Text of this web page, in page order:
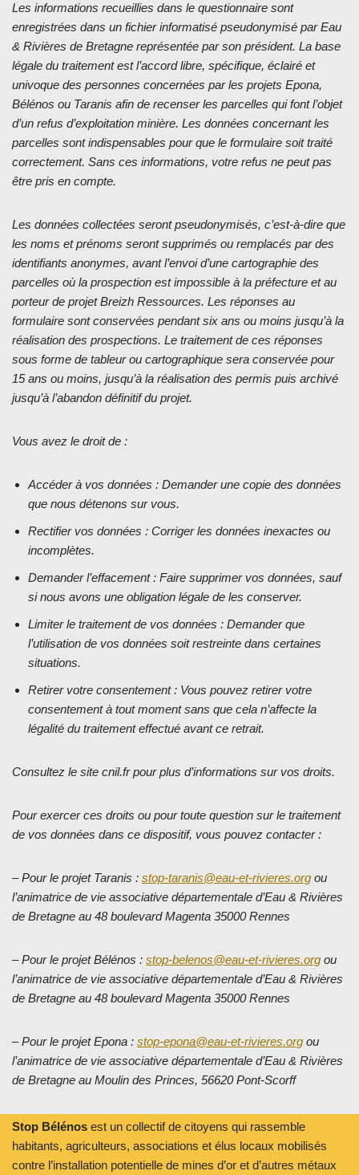
Les informations recueillies dans le questionnaire sont
enregistrées dans un fichier informatisé pseudonymisé par Eau
& Rivières de Bretagne représentée par son président. La base
légale du traitement est l’accord libre, spécifique, éclairé et
univoque des personnes concernées par les projets Epona,
Bélénos ou Taranis afin de recenser les parcelles qui font l’objet
d’un refus d’exploitation minière. Les données concernant les
parcelles sont indispensables pour que le formulaire soit traité
correctement. Sans ces informations, votre refus ne peut pas
être pris en compte.
Les données collectées seront pseudonymisés, c’est-à-dire que
les noms et prénoms seront supprimés ou remplacés par des
identifiants anonymes, avant l’envoi d’une cartographie des
parcelles où la prospection est impossible à la préfecture et au
porteur de projet Breizh Ressources. Les réponses au
formulaire sont conservées pendant six ans ou moins jusqu’à la
réalisation des prospections. Le traitement de ces réponses
sous forme de tableur ou cartographique sera conservée pour
15 ans ou moins, jusqu’à la réalisation des permis puis archivé
jusqu’à l’abandon définitif du projet.
Vous avez le droit de :
Accéder à vos données : Demander une copie des données
que nous détenons sur vous.
Rectifier vos données : Corriger les données inexactes ou
incomplètes.
Demander l’effacement : Faire supprimer vos données, sauf
si nous avons une obligation légale de les conserver.
Limiter le traitement de vos données : Demander que
l’utilisation de vos données soit restreinte dans certaines
situations.
Retirer votre consentement : Vous pouvez retirer votre
consentement à tout moment sans que cela n’affecte la
légalité du traitement effectué avant ce retrait.
Consultez le site cnil.fr pour plus d’informations sur vos droits.
Pour exercer ces droits ou pour toute question sur le traitement
de vos données dans ce dispositif, vous pouvez contacter :
– Pour le projet Taranis : stop-taranis@eau-et-rivieres.org ou
l’animatrice de vie associative départementale d’Eau & Rivières
de Bretagne au 48 boulevard Magenta 35000 Rennes
– Pour le projet Bélénos : stop-belenos@eau-et-rivieres.org ou
l’animatrice de vie associative départementale d’Eau & Rivières
de Bretagne au 48 boulevard Magenta 35000 Rennes
– Pour le projet Epona : stop-epona@eau-et-rivieres.org ou
l’animatrice de vie associative départementale d’Eau & Rivières
de Bretagne au Moulin des Princes, 56620 Pont-Scorff
Stop Bélénos est un collectif de citoyens qui rassemble
habitants, agriculteurs, associations et élus locaux mobilisés
contre l’installation potentielle de mines d’or et d’autres métaux